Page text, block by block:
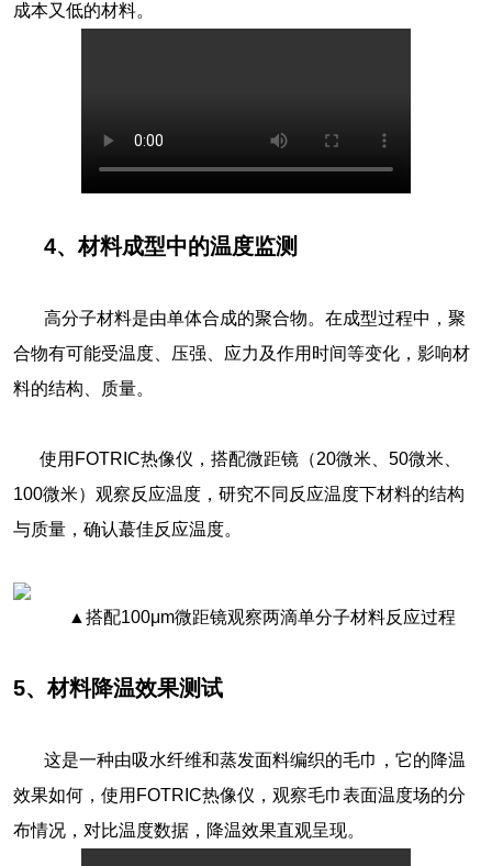
成本又低的材料。
4、材料成型中的温度监测
高分子材料是由单体合成的聚合物。在成型过程中，聚
合物有可能受温度、压强、应力及作用时间等变化，影响材
料的结构、质量。
使用FOTRIC热像仪，搭配微距镜（20微米、50微米、
100微米）观察反应温度，研究不同反应温度下材料的结构
与质量，确认蕞佳反应温度。
▲搭配100μm微距镜观察两滴单分子材料反应过程
5、材料降温效果测试
这是一种由吸水纤维和蒸发面料编织的毛巾，它的降温
效果如何，使用FOTRIC热像仪，观察毛巾表面温度场的分
布情况，对比温度数据，降温效果直观呈现。